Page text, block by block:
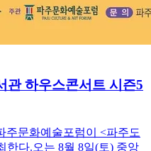
관 하우스콘서트 시즌5
주문화예술포럼이 <파주도
한다.오는 8월 8일(토) 중앙